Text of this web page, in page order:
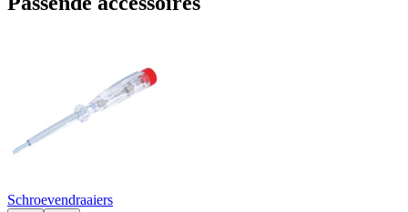
Schroevendraaiers